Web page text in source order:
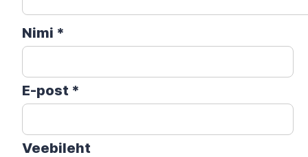
Nimi *
E-post *
Veebileht